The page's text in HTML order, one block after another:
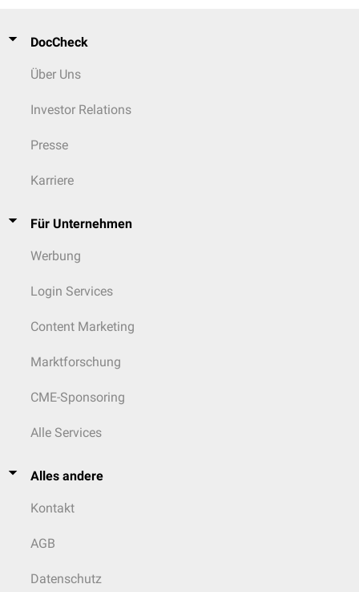
DocCheck
Über Uns
Investor Relations
Presse
Karriere
Für Unternehmen
Werbung
Login Services
Content Marketing
Marktforschung
CME-Sponsoring
Alle Services
Alles andere
Kontakt
AGB
Datenschutz